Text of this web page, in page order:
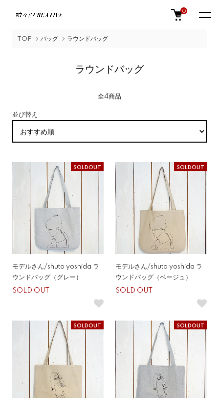
0
TOP バッグ ラウンドバッグ
ラウンドバッグ
全4商品
並び替え
SOLDOUT
モデルさん/shuto yoshida ラ
ウンドバッグ（グレー）
SOLD OUT
SOLDOUT
モデルさん/shuto yoshida ラ
ウンドバッグ（ベージュ）
SOLD OUT
SOLDOUT SOLDOUT